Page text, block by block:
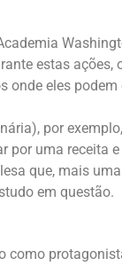
estas ações,
onde eles
por
por uma receita
que, mais uma
em questão.
como